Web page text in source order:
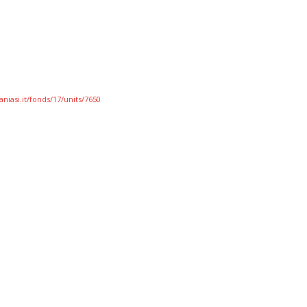
fonds/17/units/7650